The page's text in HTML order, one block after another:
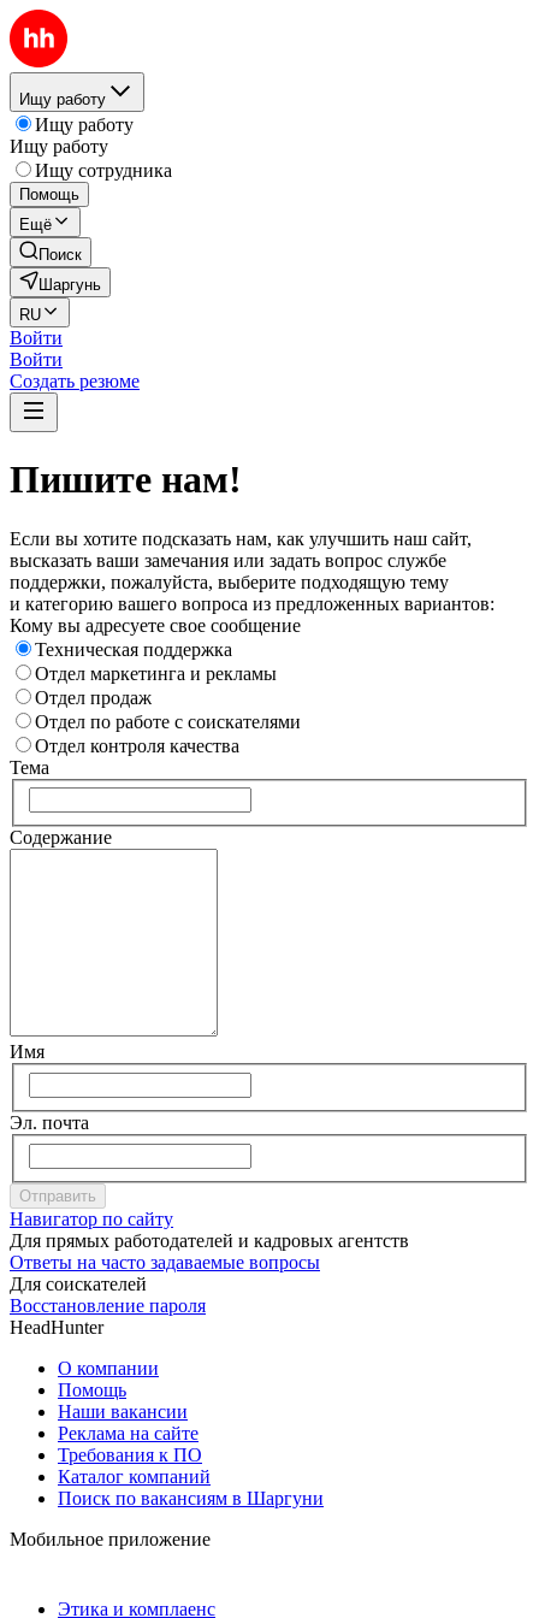
Ищу работу
Ищу работу
Ищу работу
Ищу сотрудника
Помощь
Ещё
Поиск
Шаргунь
RU
Войти
Войти
Создать резюме
Пишите нам!
Если вы хотите подсказать нам, как улучшить наш сайт,
высказать ваши замечания или задать вопрос службе
поддержки, пожалуйста, выберите подходящую тему
и категорию вашего вопроса из предложенных вариантов:
Кому вы адресуете свое сообщение
Техническая поддержка
Отдел маркетинга и рекламы
Отдел продаж
Отдел по работе с соискателями
Отдел контроля качества
Тема
Содержание
Имя
Эл. почта
Отправить
Навигатор по сайту
Для прямых работодателей и кадровых агентств
Ответы на часто задаваемые вопросы
Для соискателей
Восстановление пароля
HeadHunter
О компании
Помощь
Наши вакансии
Реклама на сайте
Требования к ПО
Каталог компаний
Поиск по вакансиям в Шаргуни
Мобильное приложение
Этика и комплаенс